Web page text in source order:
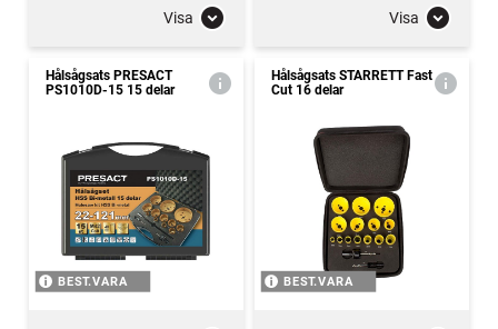
Visa Visa
Hålsågsats PRESACT
PS1010D-15 15 delar
BEST.VARA
Hålsågsats STARRETT Fast
Cut 16 delar
BEST.VARA